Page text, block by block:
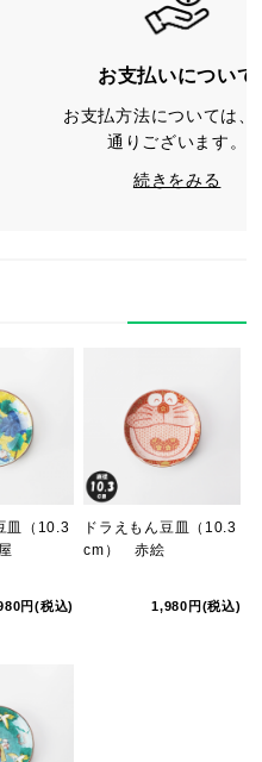
お支払いについて
お支払方法については、
通りございます。
続きをみる
皿（10.3
円(税込)
ドラえもん豆皿（10.3
cm） 赤絵
1,980円(税込)